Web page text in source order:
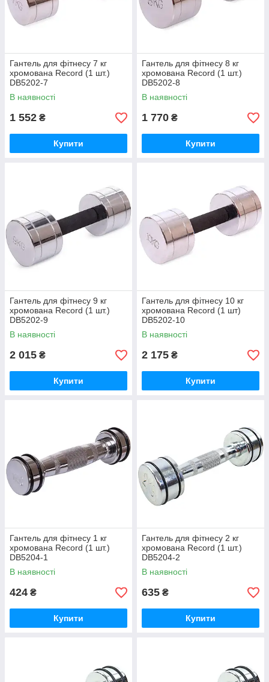
Гантель для фітнесу 7 кг
хромована Record (1 шт.)
DB5202-7
В наявності
1 552 ₴
Купити
Гантель для фітнесу 8 кг
хромована Record (1 шт.)
DB5202-8
В наявності
1 770 ₴
Купити
Гантель для фітнесу 9 кг
хромована Record (1 шт.)
DB5202-9
В наявності
2 015 ₴
Купити
Гантель для фітнесу 10 кг
хромована Record (1 шт)
DB5202-10
В наявності
2 175 ₴
Купити
Гантель для фітнесу 1 кг
хромована Record (1 шт.)
DB5204-1
В наявності
424 ₴
Купити
Гантель для фітнесу 2 кг
хромована Record (1 шт.)
DB5204-2
В наявності
635 ₴
Купити